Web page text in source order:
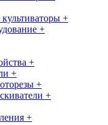
+
+
+
+
+
+
+